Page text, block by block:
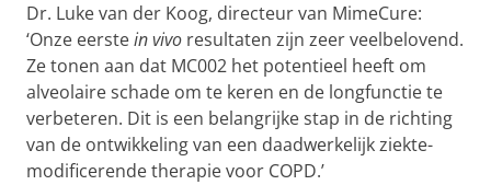
Dr. Luke van der Koog, directeur van MimeCure:
‘Onze eerstein vivo resultaten zijn zeer veelbelovend.
Ze tonen aan dat MC002 het potentieel heeft om
alveolaire schade om te keren en de longfunctie te
verbeteren. Dit is een belangrijke stap in de richting
van de ontwikkeling van een daadwerkelijk ziekte-
modificerende therapie voor COPD.’